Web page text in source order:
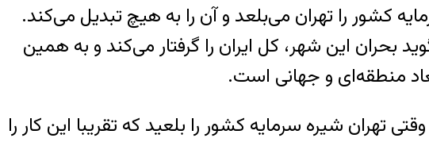
کشور را تهران می‌بلعد و آن را به هیچ تبدیل می‌کند.
این شهر، کل ایران را گرفتار می‌کند و به همین
منطقه‌ای و جهانی است.
تهران شیره سرمایه کشور را بلعید که تقریبا این کار را